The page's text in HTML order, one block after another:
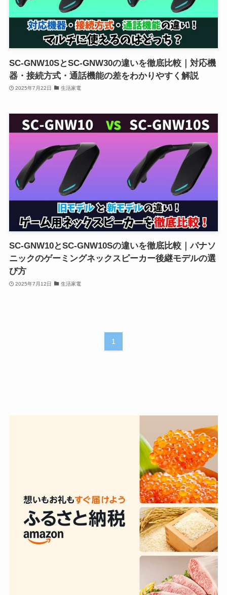
SC-GNW10SとSC-GNW30の違いを徹底比較｜対応機
器・接続方式・通話機能の差をわかりやすく解説
2025年7月22日 生活家電
SC-GNW10とSC-GNW10Sの違いを徹底比較｜パナソ
ニックのゲーミングネックスピーカー後継モデルの選
び方
2025年7月12日 生活家電
1